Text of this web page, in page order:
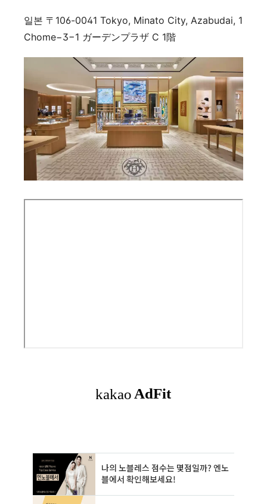
일본 〒106-0041 Tokyo, Minato City, Azabudai, 1
Chome−3−1 ガーデンプラザ C 1階